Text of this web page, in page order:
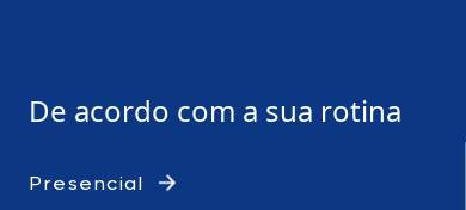
De acordo com a sua rotina
Presencial